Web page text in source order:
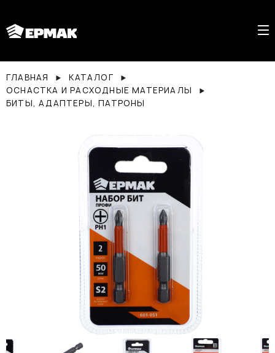
ГЛАВНАЯ
КАТАЛОГ
ОСНАСТКА И РАСХОДНЫЕ МАТЕРИАЛЫ
БИТЫ, АДАПТЕРЫ, ПАТРОНЫ